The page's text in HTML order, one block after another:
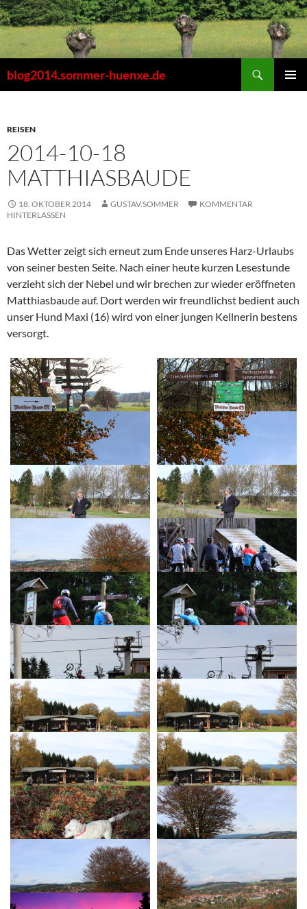
Zum
Inhalt
springen
blog2014.sommer-huenxe.de
REISEN
2014-10-18
MATTHIASBAUDE
18. OKTOBER 2014 GUSTAV.SOMMER
KOMMENTAR
HINTERLASSEN
Das Wetter zeigt sich erneut zum Ende unseres Harz-Urlaubs
von seiner besten Seite. Nach einer heute kurzen Lesestunde
verzieht sich der Nebel und wir brechen zur wieder eröffneten
Matthiasbaude auf. Dort werden wir freundlichst bedient auch
unser Hund Maxi (16) wird von einer jungen Kellnerin bestens
versorgt.